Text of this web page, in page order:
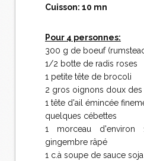
Cuisson: 10 mn
Pour 4 personnes:
300 g de boeuf
1/2 botte de radis roses
1 petite tête de brocoli
2 gros oignons doux des
1 tête d'ail émincée
quelques cébettes
1 morceau
gingembre râpé
1 c.à soupe de sauce soja